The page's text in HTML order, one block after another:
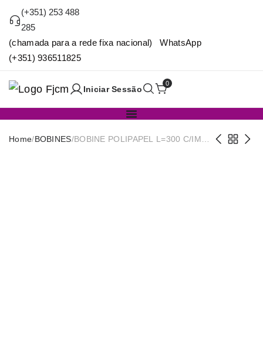
(+351) 253 488
285
(chamada para a rede fixa nacional) WhatsApp
(+351) 936511825
Iniciar Sessão
0
Home/BOBINES/BOBINE POLIPAPEL L=300 C/IMP